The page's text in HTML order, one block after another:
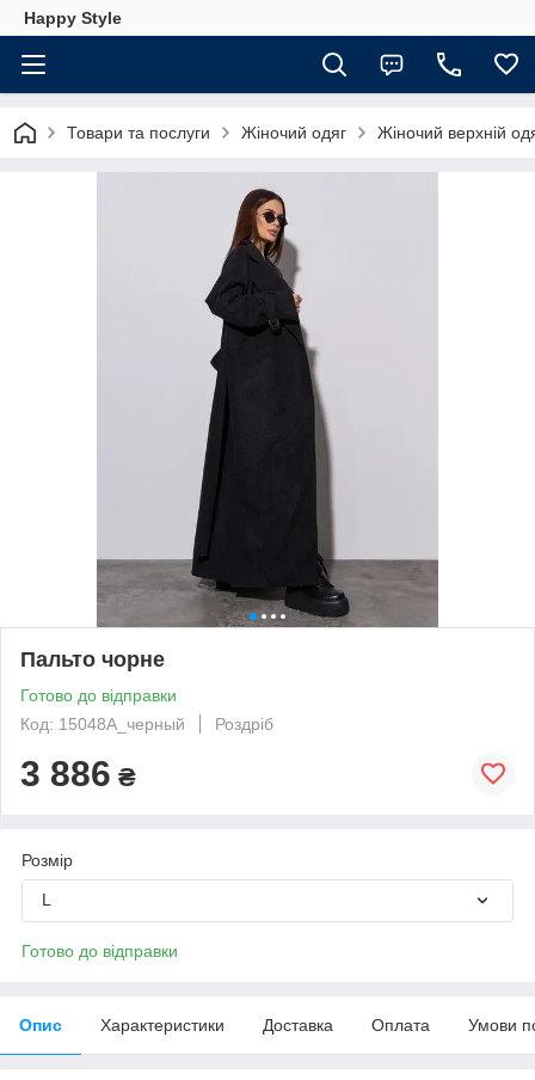
Happy Style
Товари та послуги Жіночий одяг Жіночий верхній
Пальто чорне
Готово до відправки
Код: 15048A_черный
Роздріб
3 886 ₴
Розмір
L
Готово до відправки
Опис Характеристики Доставка Оплата Умови